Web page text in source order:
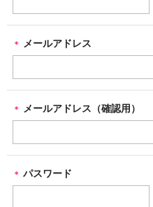
＊ メールアドレス
＊ メールアドレス（確認用）
＊ パスワード